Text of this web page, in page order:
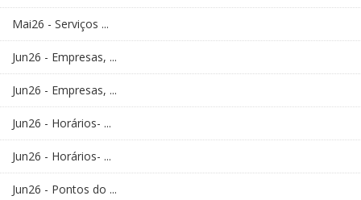
Mai26 - Serviços ...
Jun26 - Empresas, ...
Jun26 - Empresas, ...
Jun26 - Horários- ...
Jun26 - Horários- ...
Jun26 - Pontos do ...